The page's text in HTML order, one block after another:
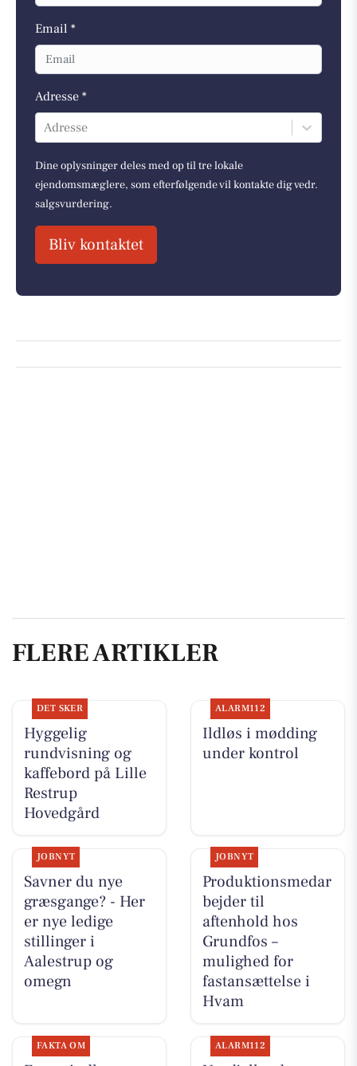
Email *
Adresse *
Adresse
Dine oplysninger deles med op til tre lokale
ejendomsmæglere, som efterfølgende vil kontakte dig vedr.
salgsvurdering.
Bliv kontaktet
FLERE ARTIKLER
DET SKER
Hyggelig
rundvisning og
kaffebord på Lille
Restrup
Hovedgård
ALARM112
Ildløs i mødding
under kontrol
JOBNYT
Savner du nye
græsgange? - Her
er nye ledige
stillinger i
Aalestrup og
omegn
JOBNYT
Produktionsmedar
bejder til
aftenhold hos
Grundfos –
mulighed for
fastansættelse i
Hvam
FAKTA OM ALARM112